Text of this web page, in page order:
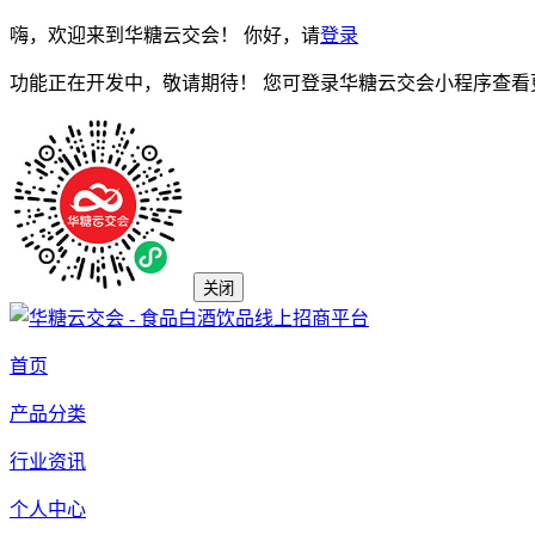
嗨，欢迎来到华糖云交会！ 你好，请登录
功能正在开发中，敬请期待！ 您可登录华糖云交会小程序查
关闭
首页
产品分类
行业资讯
个人中心